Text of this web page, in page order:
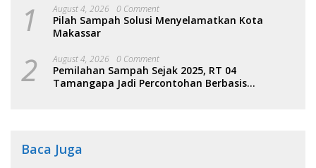
1 August 4, 2026 0 Comment
Pilah Sampah Solusi Menyelamatkan Kota
Makassar
2 August 4, 2026 0 Comment
Pemilahan Sampah Sejak 2025, RT 04
Tamangapa Jadi Percontohan Berbasis
Baca Juga